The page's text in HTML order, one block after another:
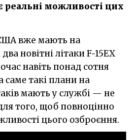
реальні можливості цих
новітні літаки F-15EX
навіть понад сотня
такі плани на
мають у службі — не
того, щоб повноцінно
цього озброєння.